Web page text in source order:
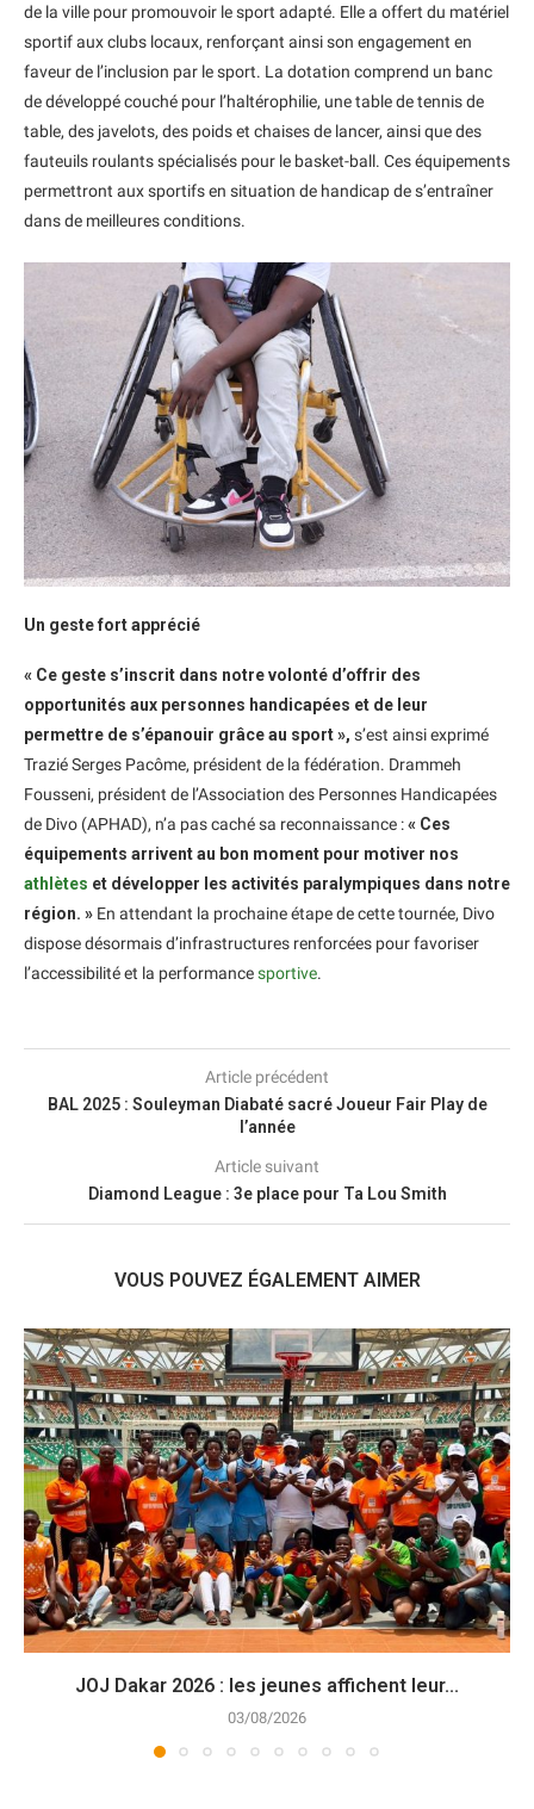
de la ville pour promouvoir le sport adapté. Elle a offert du matériel
sportif aux clubs locaux, renforçant ainsi son engagement en
faveur de l’inclusion par le sport. La dotation comprend un banc
de développé couché pour l’haltérophilie, une table de tennis de
table, des javelots, des poids et chaises de lancer, ainsi que des
fauteuils roulants spécialisés pour le basket-ball. Ces équipements
permettront aux sportifs en situation de handicap de s’entraîner
dans de meilleures conditions.
Un geste fort apprécié
« Ce geste s’inscrit dans notre volonté d’offrir des
opportunités aux personnes handicapées et de leur
permettre de s’épanouir grâce au sport », s’est ainsi exprimé
Trazié Serges Pacôme, président de la fédération. Drammeh
Fousseni, président de l’Association des Personnes Handicapées
de Divo (APHAD), n’a pas caché sa reconnaissance :« Ces
équipements arrivent au bon moment pour motiver nos
athlètes et développer les activités paralympiques dans notre
région. » En attendant la prochaine étape de cette tournée, Divo
dispose désormais d’infrastructures renforcées pour favoriser
l’accessibilité et la performancesportive.
Article précédent
BAL 2025 : Souleyman Diabaté sacré Joueur Fair Play de
l’année
Article suivant
Diamond League : 3e place pour Ta Lou Smith
VOUS POUVEZ ÉGALEMENT AIMER
JOJ Dakar 2026 : les jeunes affichent leur...
03/08/2026